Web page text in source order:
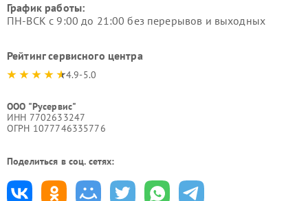
График работы:
ПН-ВСК с 9:00 до 21:00 без перерывов и выходных
Рейтинг сервисного центра
4.9-5.0
ООО "Русервис"
ИНН 7702633247
ОГРН 1077746335776
Поделиться в соц. сетях: